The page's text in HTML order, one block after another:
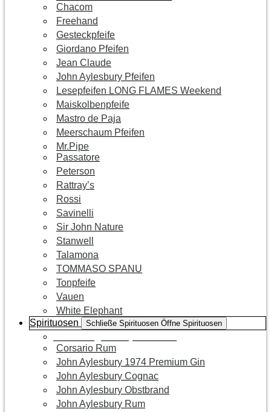
Chacom
Freehand
Gesteckpfeife
Giordano Pfeifen
Jean Claude
John Aylesbury Pfeifen
Lesepfeifen LONG FLAMES Weekend
Maiskolbenpfeife
Mastro de Paja
Meerschaum Pfeifen
Mr.Pipe
Passatore
Peterson
Rattray’s
Rossi
Savinelli
Sir John Nature
Stanwell
Talamona
TOMMASO SPANU
Tonpfeife
Vauen
White Elephant
Spirituosen
Schließe Spirituosen Öffne Spirituosen
Corsario Rum
John Aylesbury 1974 Premium Gin
John Aylesbury Cognac
John Aylesbury Obstbrand
John Aylesbury Rum